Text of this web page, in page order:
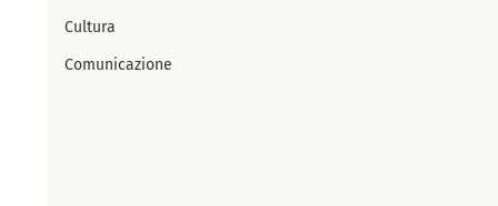
Cultura
Comunicazione